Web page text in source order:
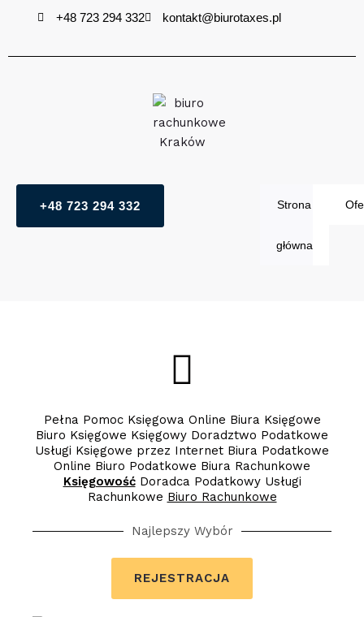
+48 723 294 332 kontakt@biurotaxes.pl
Strona
główna
+48 723 294 332
Pełna Pomoc Księgowa Online Biura Księgowe
Biuro Księgowe Księgowy Doradztwo Podatkowe
Usługi Księgowe przez Internet Biura Podatkowe
Online Biuro Podatkowe Biura Rachunkowe
KsięgowośćDoradca Podatkowy Usługi
Rachunkowe Biuro Rachunkowe
Najlepszy Wybór
REJESTRACJA